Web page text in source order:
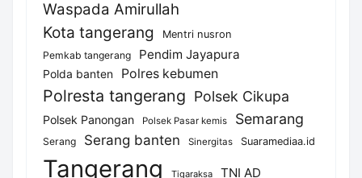
Waspada Amirullah
Kota tangerang
Mentri nusron
Pemkab tangerang
Pendim Jayapura
Polda banten Polres kebumen
Polresta tangerang Polsek Cikupa
Polsek Panongan Polsek Pasar kemis Semarang
Serang Serang banten Sinergitas Suaramediaa.id
Tangerang Tigaraksa
TNI AD